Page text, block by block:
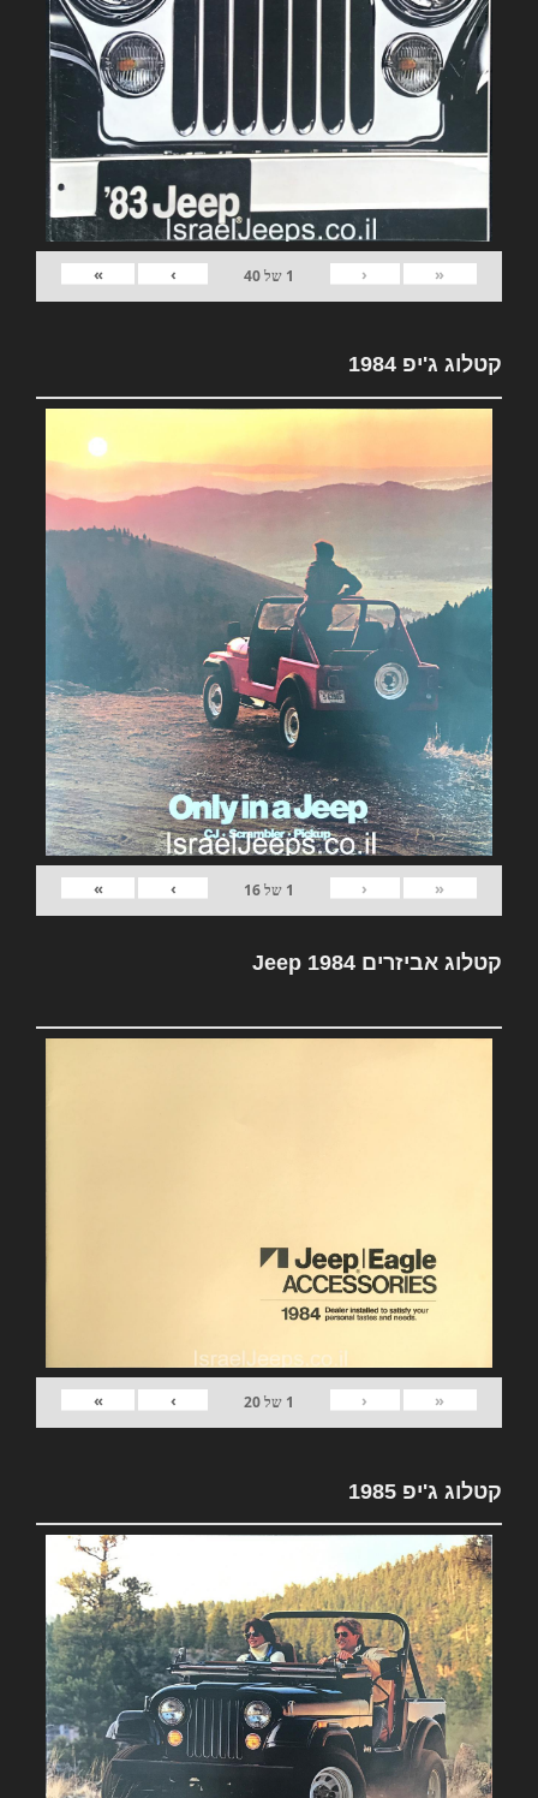
«
‹
1 של40
›
»
קטלוג ג'יפ 1984
«
‹
1 של16
›
»
קטלוג אביזרים Jeep 1984
«
‹
1 של20
›
»
קטלוג ג'יפ 1985